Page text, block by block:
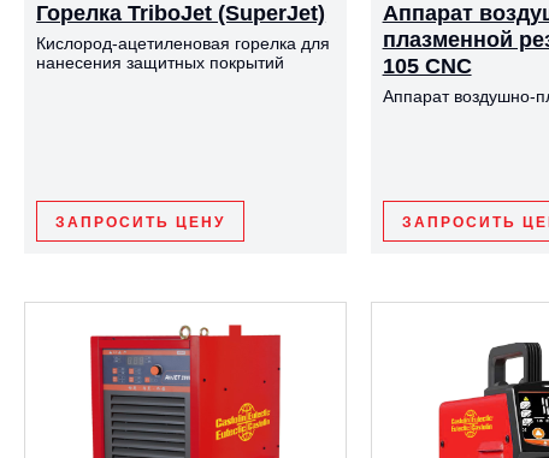
Горелка TriboJet (SuperJet)
Кислород-ацетиленовая горелка для
нанесения защитных покрытий
ЗАПРОСИТЬ ЦЕНУ
Аппарат
плазменной
105 CNC
Аппарат воздушно-
ЗАПРОСИТЬ